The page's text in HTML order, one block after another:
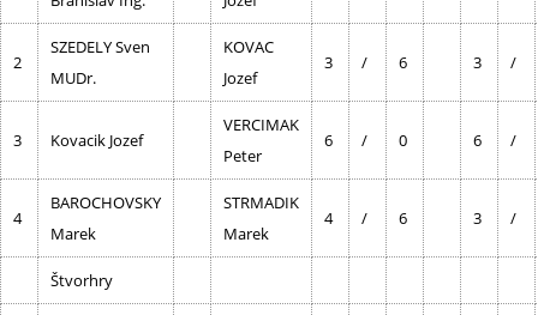
2
SZEDELY Sven
MUDr.
KOVAC
Jozef
3 / 6 3 /
3 Kovacik Jozef
VERCIMAK
Peter
6 / 0 6 /
4
BAROCHOVSKY
Marek
STRMADIK
Marek
4 / 6 3 /
Štvorhry